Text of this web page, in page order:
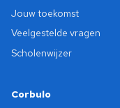
Jouw toekomst
Veelgestelde vragen
Scholenwijzer
Corbulo